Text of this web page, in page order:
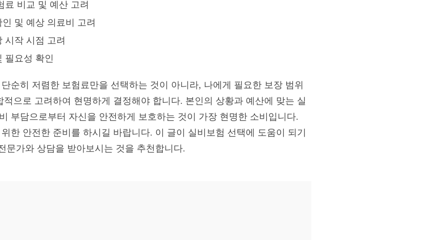
료 비교 및 예산 고려
및 예상 의료비 고려
시작 시점 고려
필요성 확인
순히 저렴한 보험료만을 선택하는 것이 아니라, 나에게 필요한 보장 범위
으로 고려하여 현명하게 결정해야 합니다. 본인의 상황과 예산에 맞는 실
부담으로부터 자신을 안전하게 보호하는 것이 가장 현명한 소비입니다.
한 안전한 준비를 하시길 바랍니다. 이 글이 실비보험 선택에 도움이 되기
문가와 상담을 받아보시는 것을 추천합니다.